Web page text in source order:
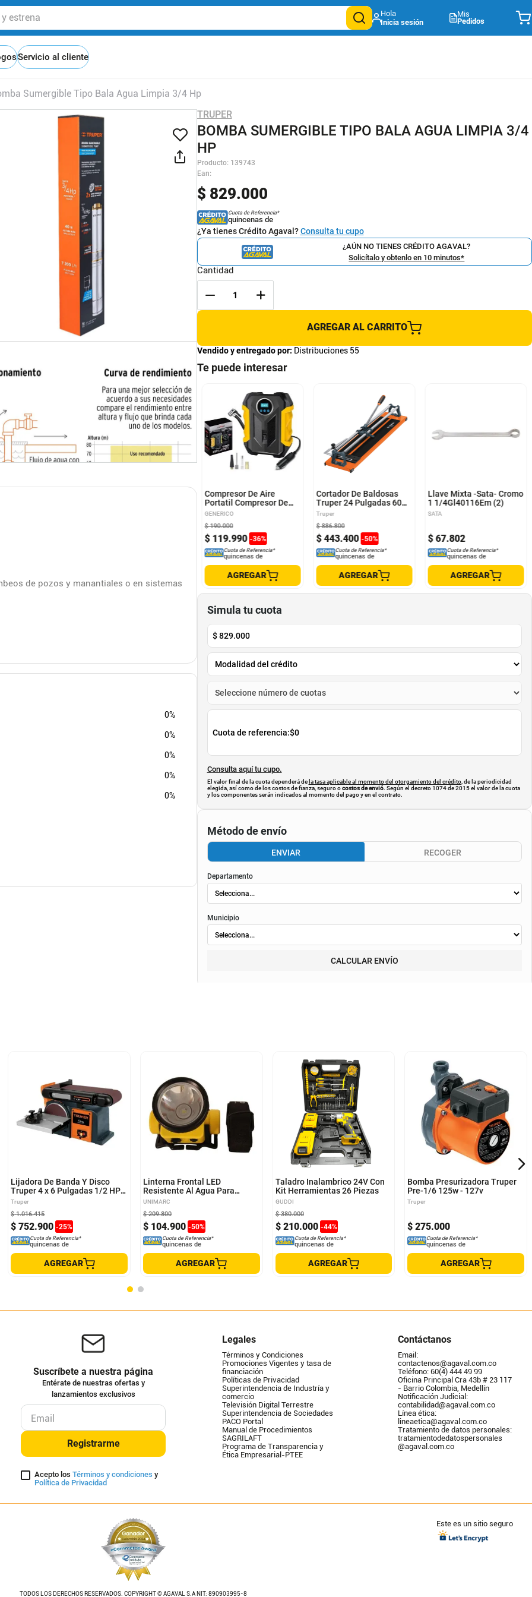
Mis
Pedidos
Servicio al cliente
Sumergible Tipo Bala Agua Limpia 3/4 Hp
de pozos y manantiales o en sistemas
a bloquearse
y apagado
Máximo diario 6 horas
0%
0%
0%
0%
0%
TRUPER
BOMBA SUMERGIBLE TIPO BALA AGUA LIMPIA 3/4
HP
Producto: 139743
Ean:
$ 829.000
Cuota de Referencia*
quincenas de
¿Ya tienes Crédito Agaval?Consulta tu cupo
¿AÚN NO TIENES CRÉDITO AGAVAL?
Solicítalo y obtenlo en 10 minutos*
Cantidad
AGREGAR AL CARRITO
Vendido y entregado por: Distribuciones 55
Te puede interesar
Kd Tools -
0
Sierra De Inglete
Telescopica Compuesta
De 10" Truper
Compresor De Aire
Portatil Compresor De
Aire 150PSI Compresor
GENERICO
$ 119.990 -36%
$ 190.000
Cuota de Referencia*
quincenas de
AGREGAR
Cortador De Baldosas
Truper 24 Pulgadas 60
Cm Con Rieles De Acero
Truper
$ 443.400 -50%
$ 886.800
Cuota de Referencia*
quincenas de
AGREGAR
Llave Mixta -Sata- Cromo
1 1/4Gl40116Em (2)
SATA
$ 67.802
Cuota de Referencia*
quincenas de
AGREGAR
Simula tu cuota
$829.000
Cuota de referencia:$0
Consulta aquí tu cupo.
El valor final de la cuota dependerá de la tasa aplicable al momento del otorgamiento del crédito, de la periodicidad
elegida, así como de los costos de fianza, seguro ocostos de envió. Según el decreto 1074 de 2015 el valor de la cuota
y los componentes serán indicados al momento del pago y en el contrato.
Método de envío
ENVIAR RECOGER
Departamento
Municipio
CALCULAR ENVÍO
Lijadora De Banda Y Disco
Truper 4 x 6 Pulgadas 1/2 HP
375 W 12110 PUL-4X6T
Truper
$ 752.900 -25%
$ 1.016.415
Cuota de Referencia*
quincenas de
AGREGAR
Linterna Frontal LED
Resistente Al Agua Para
Aventuras
UNIMARC
$ 104.900 -50%
$ 209.800
Cuota de Referencia*
quincenas de
AGREGAR
Taladro Inalambrico 24V Con
Kit Herramientas 26 Piezas
GUDDI
$ 210.000 -44%
$ 380.000
Cuota de Referencia*
quincenas de
AGREGAR
Bomba Presurizadora Truper
Pre-1/6 125w - 127v
Truper
$ 275.000
Cuota de Referencia*
quincenas de
AGREGAR
Suscríbete a nuestra página
Entérate de nuestras ofertas y
lanzamientos exclusivos
Registrarme
Acepto los Términos y condiciones y
Política de Privacidad
Legales
Términos y Condiciones
Promociones Vigentes y tasa de
financiación
Políticas de Privacidad
Superintendencia de Industría y
comercio
Televisión Digital Terrestre
Superintendencia de Sociedades
PACO Portal
Manual de Procedimientos
SAGRILAFT
Programa de Transparencia y
Ética Empresarial-PTEE
Contáctanos
Email:
contactenos@agaval.com.co
Teléfono: 60(4) 444 49 99
Oficina Principal Cra 43b # 23 117
- Barrio Colombia, Medellín
Notificación Judicial:
contabilidad@agaval.com.co
Línea ética:
lineaetica@agaval.com.co
Tratamiento de datos personales:
tratamientodedatospersonales
@agaval.com.co
TODOS LOS DERECHOS RESERVADOS. COPYRIGHT © AGAVAL S.A NIT: 890903995-8
Este es un sitio seguro